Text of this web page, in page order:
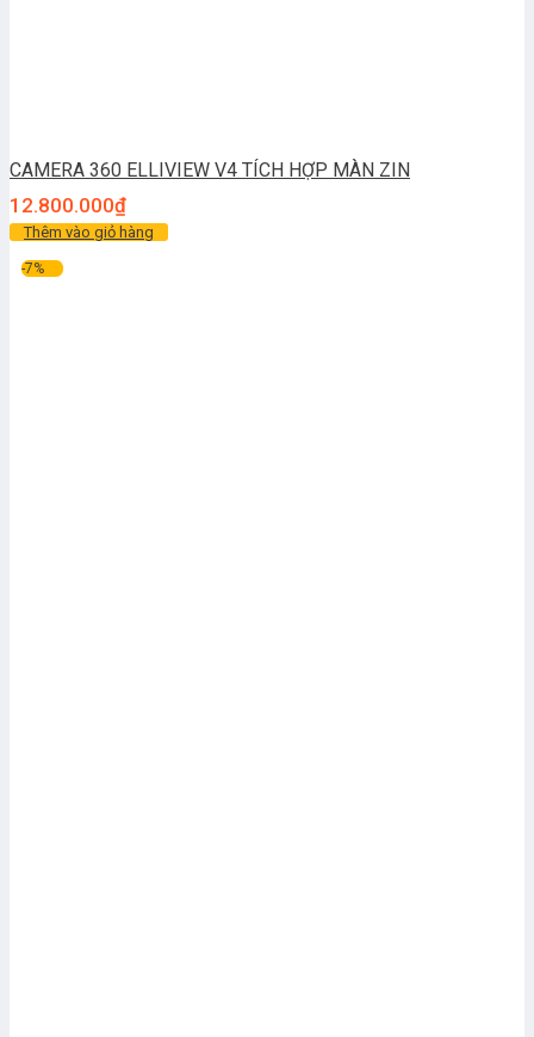
CAMERA 360 ELLIVIEW V4 TÍCH HỢP MÀN ZIN
12.800.000₫
Thêm vào giỏ hàng
-7%